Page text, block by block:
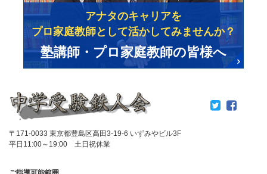
〒171-0033 東京都豊島区高田3-19-6 いずみやビル3F
平日11:00～19:00 土日祝休業
アナタのキャリアを
プロ家庭教師として活かしてみませんか？
塾講師・プロ家庭教師の皆様へ